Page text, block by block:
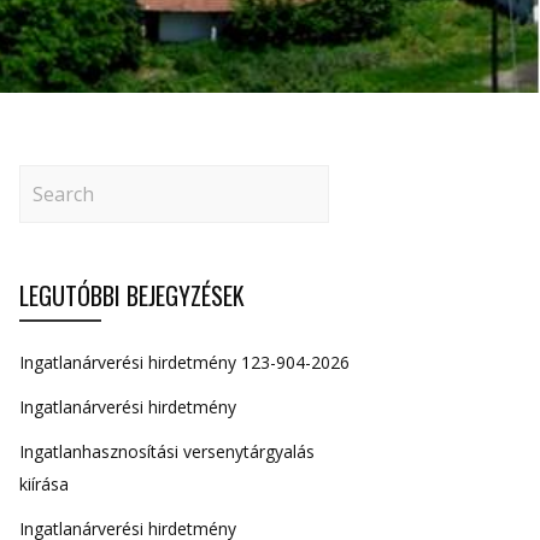
LEGUTÓBBI BEJEGYZÉSEK
Ingatlanárverési hirdetmény 123-904-2026
Ingatlanárverési hirdetmény
Ingatlanhasznosítási versenytárgyalás
kiírása
Ingatlanárverési hirdetmény